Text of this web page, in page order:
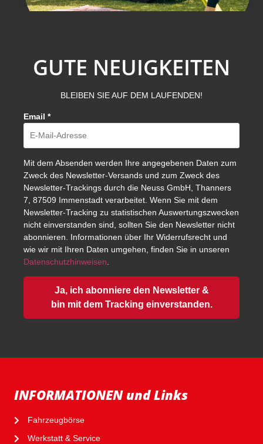
GUTE NEUIGKEITEN
BLEIBEN SIE AUF DEM LAUFENDEN!
Email *
Mit dem Absenden werden Ihre angegebenen Daten zum
Zweck des Newsletter-Versands und zum Zweck des
Newsletter-Trackings durch die Neuss GmbH, Thanners
7, 87509 Immenstadt verarbeitet. Wenn Sie mit dem
Newsletter-Tracking zu statistischen Auswertungszwecken
nicht einverstanden sind, sollten Sie den Newsletter nicht
abonnieren. Informationen über Ihr Widerrufsrecht und
wie wir mit Ihren Daten umgehen, finden Sie in unseren
Datenschutzhinweisen
Ja, ich abonniere den Newsletter &
bin mit dem Tracking einverstanden.
INFORMATIONEN und Links
Fahrzeugbörse
Werkstatt & Service